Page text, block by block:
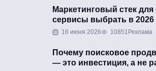
Маркетинговый стек для
сервисы выбрать в 2026
16 июня 2026 10851 Реклама
Почему поисковое
— это инвестиция, а не